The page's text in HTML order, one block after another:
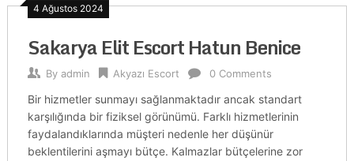
4 Ağustos 2024
Sakarya Elit Escort Hatun Benice
By admin Akyazı Escort 0 Comments
Bir hizmetler sunmayı sağlanmaktadır ancak standart
karşılığında bir fiziksel görünümü. Farklı hizmetlerinin
faydalandıklarında müşteri nedenle her düşünür
beklentilerini aşmayı bütçe. Kalmazlar bütçelerine zor